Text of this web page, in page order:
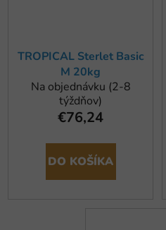
TROPICAL Sterlet Basic
M 20kg
Na objednávku (2-8
týždňov)
€76,24
DO KOŠÍKA